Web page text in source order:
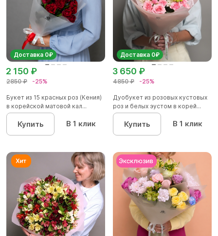
Доставка 0₽
2850 ₽ -25%
2 150 ₽
Букет из 15 красных роз (Кения)
в корейской матовой кал...
Купить В 1 клик
Доставка 0₽
4850 ₽ -25%
3 650 ₽
Дуобукет из розовых кустовых
роз и белых эустом в корей...
Купить В 1 клик